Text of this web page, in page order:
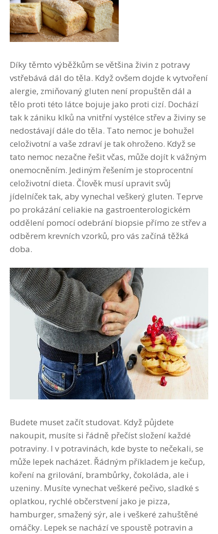
Díky těmto výběžkům se většina živin z potravy
vstřebává dál do těla. Když ovšem dojde k vytvoření
alergie, zmiňovaný gluten není propuštěn dál a
tělo proti této látce bojuje jako proti cizí. Dochází
tak k zániku klků na vnitřní vystélce střev a živiny se
nedostávají dále do těla. Tato nemoc je bohužel
celoživotní a vaše zdraví je tak ohroženo. Když se
tato nemoc nezačne řešit včas, může dojít k vážným
onemocněním. Jediným řešením je stoprocentní
celoživotní dieta. Člověk musí upravit svůj
jídelníček tak, aby vynechal veškerý gluten. Teprve
po prokázání celiakie na gastroenterologickém
oddělení pomocí odebrání biopsie přímo ze střev a
odběrem krevních vzorků, pro vás začíná těžká
doba.
Budete muset začít studovat. Když půjdete
nakoupit, musíte si řádně přečíst složení každé
potraviny. I v potravinách, kde byste to nečekali, se
může lepek nacházet. Řádným příkladem je kečup,
koření na grilování, brambůrky, čokoláda, ale i
uzeniny. Musíte vynechat veškeré pečivo, sladké s
oplatkou, rychlé občerstvení jako je pizza,
hamburger, smažený sýr, ale i veškeré zahuštěné
omáčky. Lepek se nachází ve spoustě potravin a